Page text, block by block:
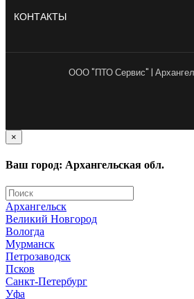
КОНТАКТЫ
ООО "ПТО Сервис" |
×
Ваш город: Архангельская обл.
Архангельск
Великий Новгород
Вологда
Мурманск
Петрозаводск
Псков
Санкт-Петербург
Уфа